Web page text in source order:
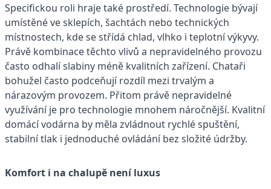
Specifickou roli hraje také prostředí. Technologie bývají
umístěné ve sklepích, šachtách nebo technických
místnostech, kde se střídá chlad, vlhko i teplotní výkyvy.
Právě kombinace těchto vlivů a nepravidelného provozu
často odhalí slabiny méně kvalitních zařízení. Chataři
bohužel často podceňují rozdíl mezi trvalým a
nárazovým provozem. Přitom právě nepravidelné
využívání je pro technologie mnohem náročnější. Kvalitní
domácí vodárna by měla zvládnout rychlé spuštění,
stabilní tlak i jednoduché ovládání bez složité údržby.
Komfort i na chalupě není luxus